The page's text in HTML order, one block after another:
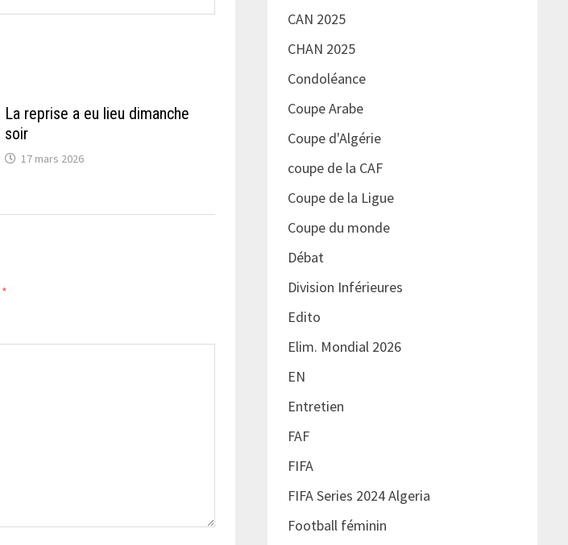
La reprise a eu lieu dimanche
soir
17 mars 2026
*
CAN 2025
CHAN 2025
Condoléance
Coupe Arabe
Coupe d'Algérie
coupe de la CAF
Coupe de la Ligue
Coupe du monde
Débat
Division Inférieures
Edito
Elim. Mondial 2026
EN
Entretien
FAF
FIFA
FIFA Series 2024 Algeria
Football féminin